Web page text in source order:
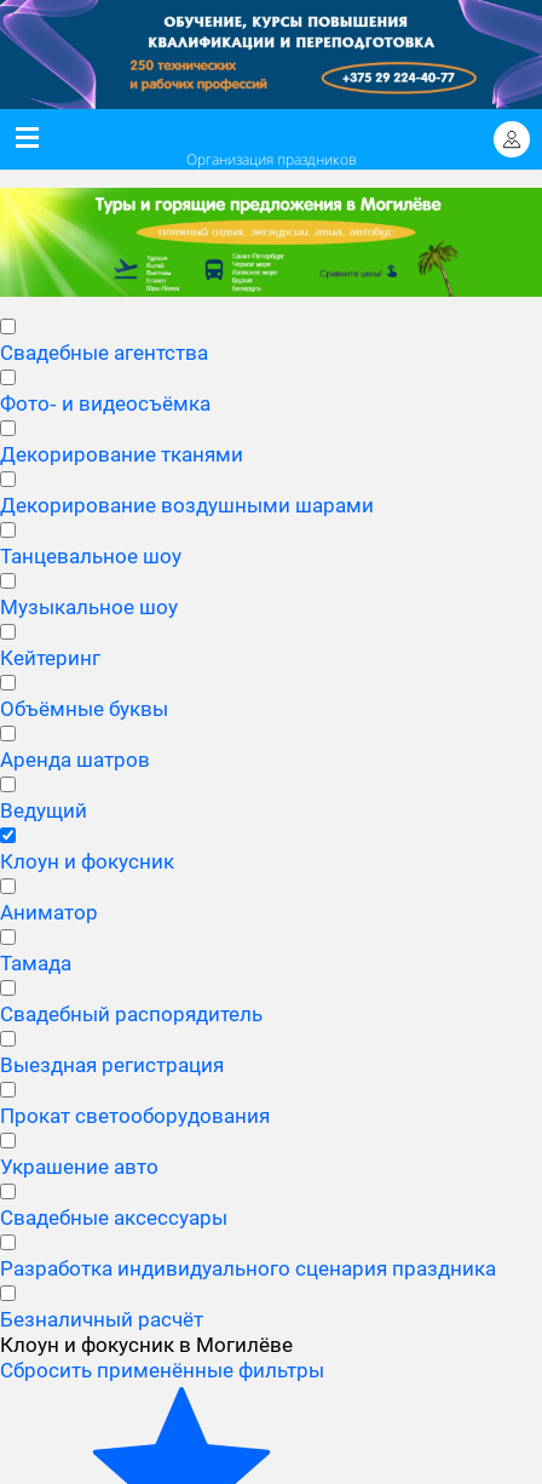
Организация праздников
Свадебные агентства
Фото‑ и видеосъёмка
Декорирование тканями
Декорирование воздушными шарами
Танцевальное шоу
Музыкальное шоу
Кейтеринг
Объёмные буквы
Аренда шатров
Ведущий
Клоун и фокусник
Аниматор
Тамада
Свадебный распорядитель
Выездная регистрация
Прокат светооборудования
Украшение авто
Свадебные аксессуары
Разработка индивидуального сценария праздника
Безналичный расчёт
Клоун и фокусник в Могилёве
Сбросить применённые фильтры